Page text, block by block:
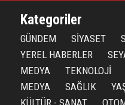
Kategoriler
GÜNDEM SİYASET
YEREL HABERLER
MEDYA
TEKNOLOJİ
MEDYA
SAĞLIK
KÜLTÜR - SANAT